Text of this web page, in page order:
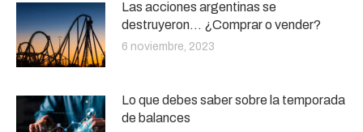
Las acciones argentinas se
destruyeron… ¿Comprar o vender?
6 noviembre, 2023
Lo que debes saber sobre la temporada
de balances